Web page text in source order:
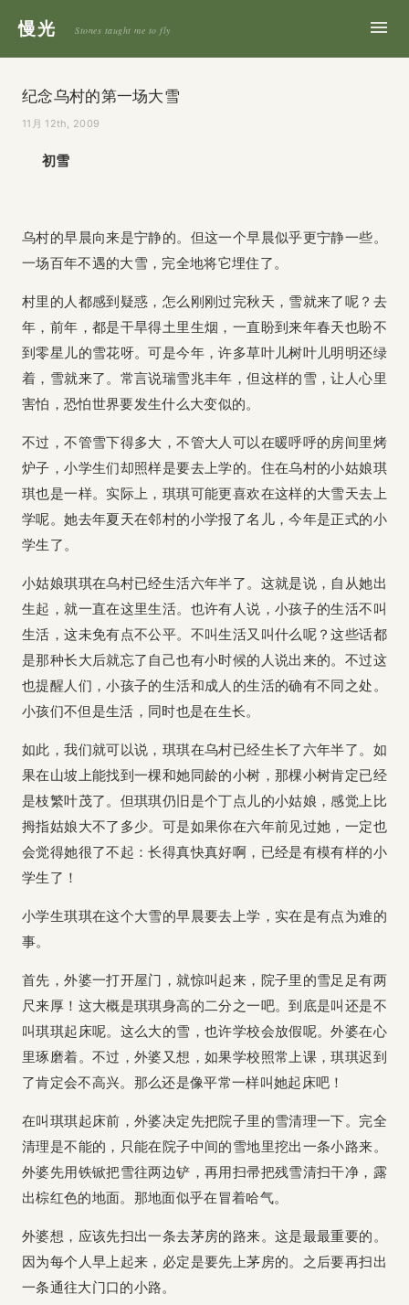
慢光 Stones taught me to fly
纪念乌村的第一场大雪
11月 12th, 2009
初雪
乌村的早晨向来是宁静的。但这一个早晨似乎更宁静一些。
一场百年不遇的大雪，完全地将它埋住了。
村里的人都感到疑惑，怎么刚刚过完秋天，雪就来了呢？去
年，前年，都是干旱得土里生烟，一直盼到来年春天也盼不
到零星儿的雪花呀。可是今年，许多草叶儿树叶儿明明还绿
着，雪就来了。常言说瑞雪兆丰年，但这样的雪，让人心里
害怕，恐怕世界要发生什么大变似的。
不过，不管雪下得多大，不管大人可以在暖呼呼的房间里烤
炉子，小学生们却照样是要去上学的。住在乌村的小姑娘琪
琪也是一样。实际上，琪琪可能更喜欢在这样的大雪天去上
学呢。她去年夏天在邻村的小学报了名儿，今年是正式的小
学生了。
小姑娘琪琪在乌村已经生活六年半了。这就是说，自从她出
生起，就一直在这里生活。也许有人说，小孩子的生活不叫
生活，这未免有点不公平。不叫生活又叫什么呢？这些话都
是那种长大后就忘了自己也有小时候的人说出来的。不过这
也提醒人们，小孩子的生活和成人的生活的确有不同之处。
小孩们不但是生活，同时也是在生长。
如此，我们就可以说，琪琪在乌村已经生长了六年半了。如
果在山坡上能找到一棵和她同龄的小树，那棵小树肯定已经
是枝繁叶茂了。但琪琪仍旧是个丁点儿的小姑娘，感觉上比
拇指姑娘大不了多少。可是如果你在六年前见过她，一定也
会觉得她很了不起：长得真快真好啊，已经是有模有样的小
学生了！
小学生琪琪在这个大雪的早晨要去上学，实在是有点为难的
事。
首先，外婆一打开屋门，就惊叫起来，院子里的雪足足有两
尺来厚！这大概是琪琪身高的二分之一吧。到底是叫还是不
叫琪琪起床呢。这么大的雪，也许学校会放假呢。外婆在心
里琢磨着。不过，外婆又想，如果学校照常上课，琪琪迟到
了肯定会不高兴。那么还是像平常一样叫她起床吧！
在叫琪琪起床前，外婆决定先把院子里的雪清理一下。完全
清理是不能的，只能在院子中间的雪地里挖出一条小路来。
外婆先用铁锨把雪往两边铲，再用扫帚把残雪清扫干净，露
出棕红色的地面。那地面似乎在冒着哈气。
外婆想，应该先扫出一条去茅房的路来。这是最最重要的。
因为每个人早上起来，必定是要先上茅房的。之后要再扫出
一条通往大门口的小路。